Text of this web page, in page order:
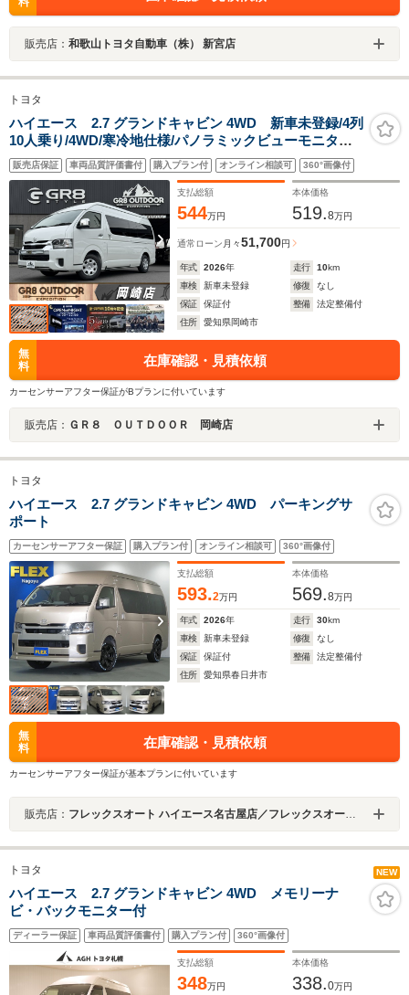
販売店： 和歌山トヨタ自動車（株） 新宮店
トヨタ
ハイエース 2.7 グランドキャビン 4WD 新車未登録/4列
10人乗り/4WD/寒冷地仕様/パノラミックビューモニター/
デジタルインナーミラー/衝突軽減ブレーキ/片側電動スラ
イドドア/純正8インチナビ/クルーズコントロール
販売店保証 車両品質評価書付 購入プラン付 オンライン相談可 360°画像付
支払総額
544万円
本体価格
519.8万円
通常ローン 月々51,700円
年式 2026年 走行 10km
車検
新車未登録 修復
なし
保証
保証付 整備
法定整備付
住所
愛知県岡崎市
無
料
在庫確認・見積依頼
カーセンサーアフター保証がBプランに付いています
販売店： ＧＲ８ ＯＵＴＤＯＯＲ 岡崎店
トヨタ
ハイエース 2.7 グランドキャビン 4WD パーキングサ
ポート
カーセンサーアフター保証 購入プラン付 オンライン相談可 360°画像付
支払総額
593.2万円
本体価格
569.8万円
年式 2026年 走行 30km
車検
新車未登録 修復
なし
保証
保証付 整備
法定整備付
住所
愛知県春日井市
無
料
在庫確認・見積依頼
カーセンサーアフター保証が基本プランに付いています
販売店： フレックスオート ハイエース名古屋店／フレックスオート株式会社
トヨタ NEW
ハイエース 2.7 グランドキャビン 4WD メモリーナ
ビ・バックモニター付
ディーラー保証 車両品質評価書付 購入プラン付 360°画像付
支払総額
348万円
本体価格
338.0万円